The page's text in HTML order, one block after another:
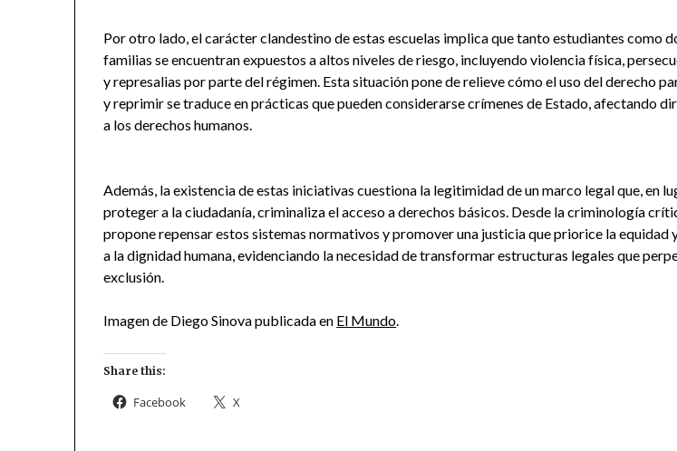
Por otro lado, el carácter clandestino de estas escuelas implica que tanto estudiantes como
familias se encuentran expuestos a altos niveles de riesgo, incluyendo violencia física,
y represalias por parte del régimen. Esta situación pone de relieve cómo el uso del derecho
y reprimir se traduce en prácticas que pueden considerarse crímenes de Estado, afectando
a los derechos humanos.
Además, la existencia de estas iniciativas cuestiona la legitimidad de un marco legal que, en
proteger a la ciudadanía, criminaliza el acceso a derechos básicos. Desde la criminología
propone repensar estos sistemas normativos y promover una justicia que priorice la equidad
a la dignidad humana, evidenciando la necesidad de transformar estructuras legales que
exclusión.
Imagen de Diego Sinova publicada en El Mundo
Share this:
Facebook X